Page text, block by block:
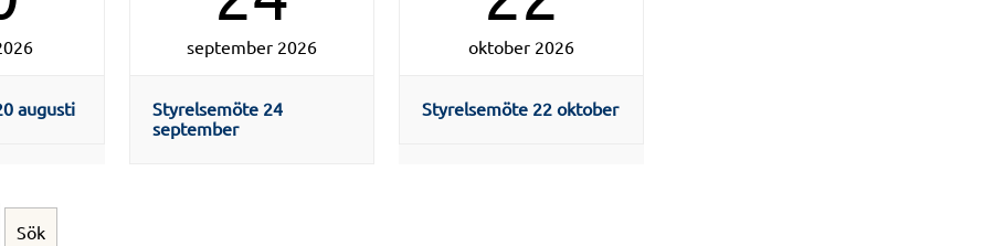
augusti
september 2026
Styrelsemöte 24
september
oktober 2026
Styrelsemöte 22 oktober
Sök